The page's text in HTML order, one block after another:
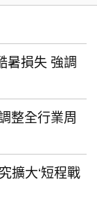
暑損失 強調
整全行業周
擴大‘短程戰